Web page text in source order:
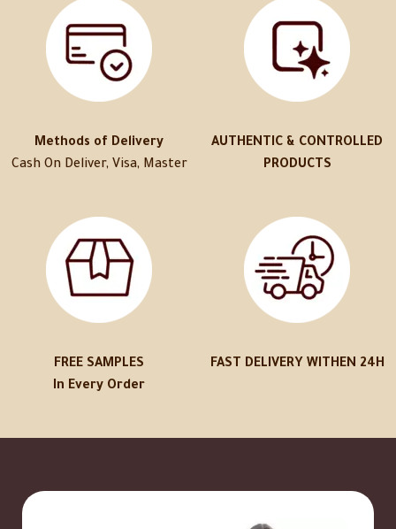
Methods of Delivery
Cash On Deliver, Visa, Master
AUTHENTIC & CONTROLLED
PRODUCTS
FREE SAMPLES
In Every Order
FAST DELIVERY WITHEN 24H